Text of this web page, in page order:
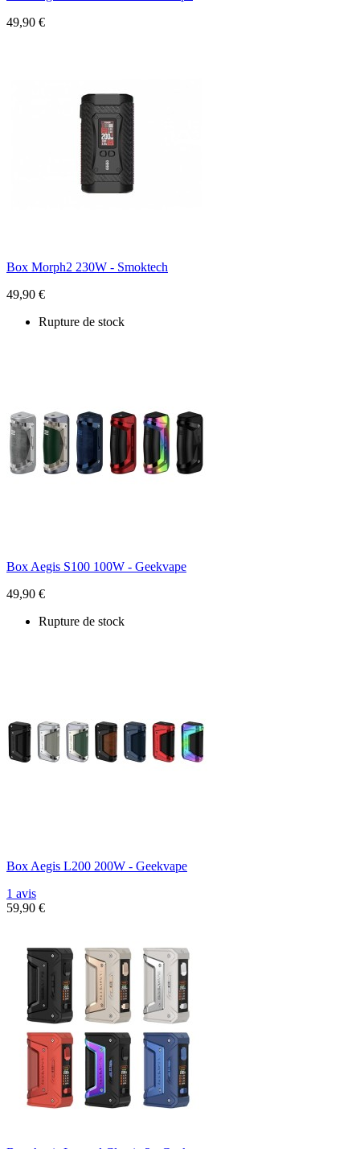
49,90 €
Box Morph2 230W - Smoktech
49,90 €
Rupture de stock
Box Aegis S100 100W - Geekvape
49,90 €
Rupture de stock
Box Aegis L200 200W - Geekvape
1 avis
59,90 €